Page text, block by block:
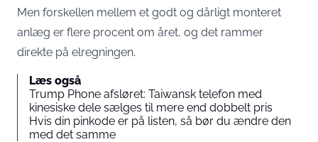
Men forskellen mellem et godt og dårligt monteret
anlæg er flere procent om året, og det rammer
direkte på elregningen.
Læs også
Trump Phone afsløret: Taiwansk telefon med
kinesiske dele sælges til mere end dobbelt pris
Hvis din pinkode er på listen, så bør du ændre den
med det samme